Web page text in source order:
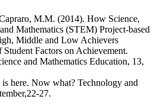
M.M. (2014). How Science,
Mathematics (STEM) Project-based
Middle and Low Achievers
Factors on Achievement.
and Mathematics Education, 13,
here. Now what? Technology and
27.